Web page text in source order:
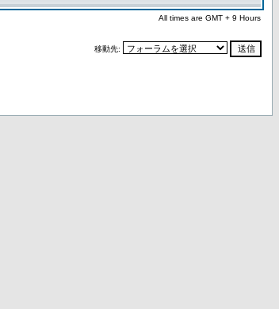
All times are GMT + 9 Hours
移動先: